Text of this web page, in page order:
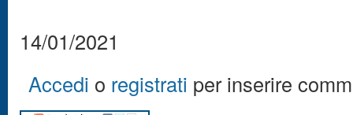
14/01/2021
Accedi o registrati per inserire